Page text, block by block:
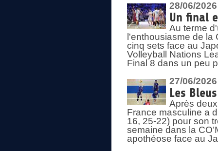
28/06/2026
Un final
Au terme
l'enthousiasme de
cinq sets face au
Volleyball Nations
Final 8 dans un peu
27/06/2026
Les
Après
France masculine a
16, 25-22) pour son
semaine dans la
apothéose face au